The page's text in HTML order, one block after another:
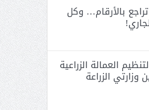
بالأرقام… وكل
العمالة الزراعية
الزراعة